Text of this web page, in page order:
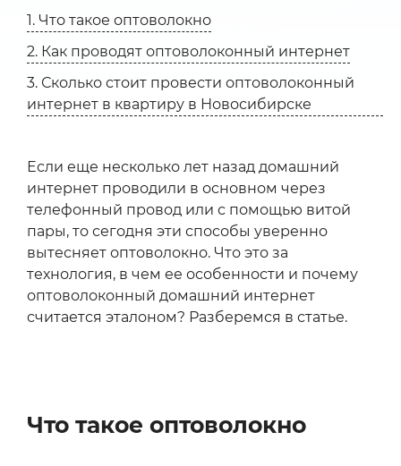
1. Что такое оптоволокно
2. Как проводят оптоволоконный интернет
3. Сколько стоит провести оптоволоконный
интернет в квартиру в Новосибирске
Если еще несколько лет назад домашний
интернет проводили в основном через
телефонный провод или с помощью витой
пары, то сегодня эти способы уверенно
вытесняет оптоволокно. Что это за
технология, в чем ее особенности и почему
оптоволоконный домашний интернет
считается эталоном? Разберемся в статье.
Что такое оптоволокно